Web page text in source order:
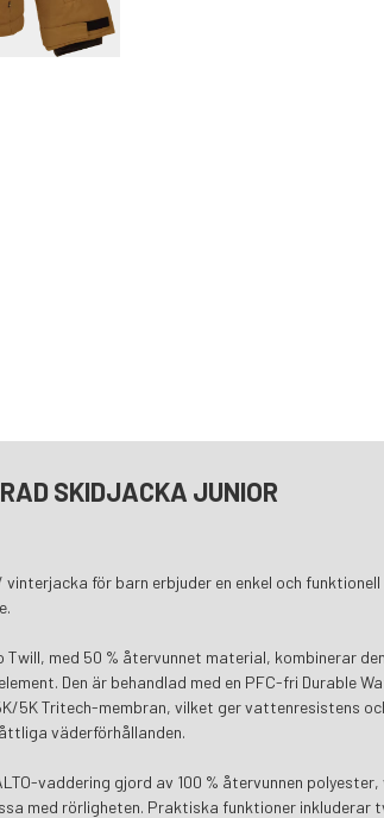
SKIDJACKA JUNIOR
för barn erbjuder en enkel och funktionell
Twill, med 50 % återvunnet material, kombinerar
Den är behandlad med en PFC-fri Durable
5K Tritech-membran, vilket ger vattenresistens
väderförhållanden.
vaddering gjord av 100 % återvunnen
med rörligheten. Praktiska funktioner inkluderar